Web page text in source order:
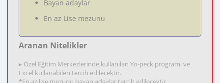
Bayan adaylar
En az Lise mezunu
Aranan Nitelikler
▸ Özel Eğitim Merkezlerinde kullanılan Yo-peck programı ve
Excel kullanabilen tercih edilecektir.